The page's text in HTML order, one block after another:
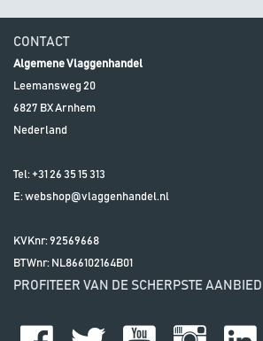
CONTACT
Algemene Vlaggenhandel
Leemansweg 20
6827 BXArnhem
Nederland
Tel: +31 26 35 15 313
E:webshop@vlaggenhandel.nl
KVKnr: 92569668
BTWnr: NL866102164B01
PROFITEER VAN DE SCHERPSTE